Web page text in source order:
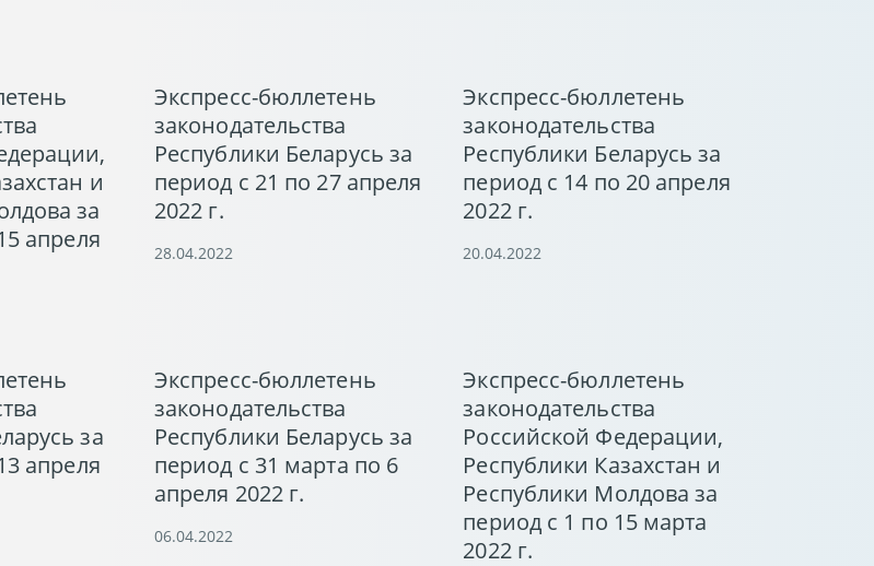
и
за
апреля
Экспресс-бюллетень
законодательства
Республики Беларусь за
период с 21 по 27 апреля
2022 г.
28.04.2022
Экспресс-бюллетень
законодательства
Республики Беларусь за
период с 14 по 20 апреля
2022 г.
20.04.2022
за
апреля
Экспресс-бюллетень
законодательства
Республики Беларусь за
период с 31 марта по 6
апреля 2022 г.
06.04.2022
Экспресс-бюллетень
законодательства
Российской Федерации,
Республики Казахстан и
Республики Молдова за
период с 1 по 15 марта
2022 г.